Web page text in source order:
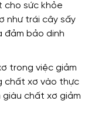
cho sức khỏe
như trái cây sấy
đảm bảo dinh